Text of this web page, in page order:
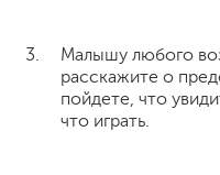
Малышу любого
расскажите о
пойдете, что
что играть.